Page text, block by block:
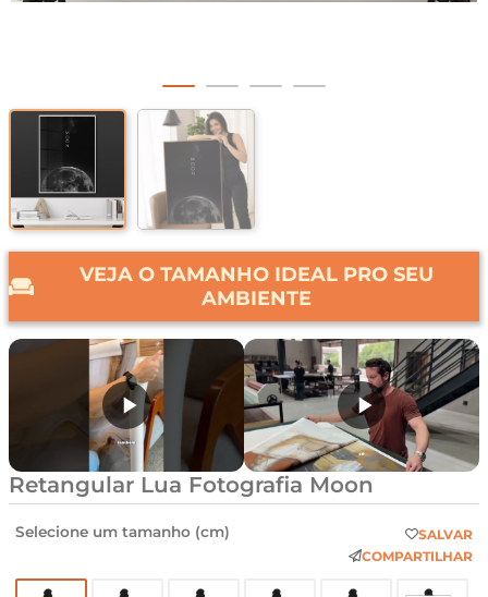
VEJA O TAMANHO IDEAL PRO SEU
AMBIENTE
Retangular Lua Fotografia Moon
Selecione um tamanho (cm)
SALVAR
COMPARTILHAR